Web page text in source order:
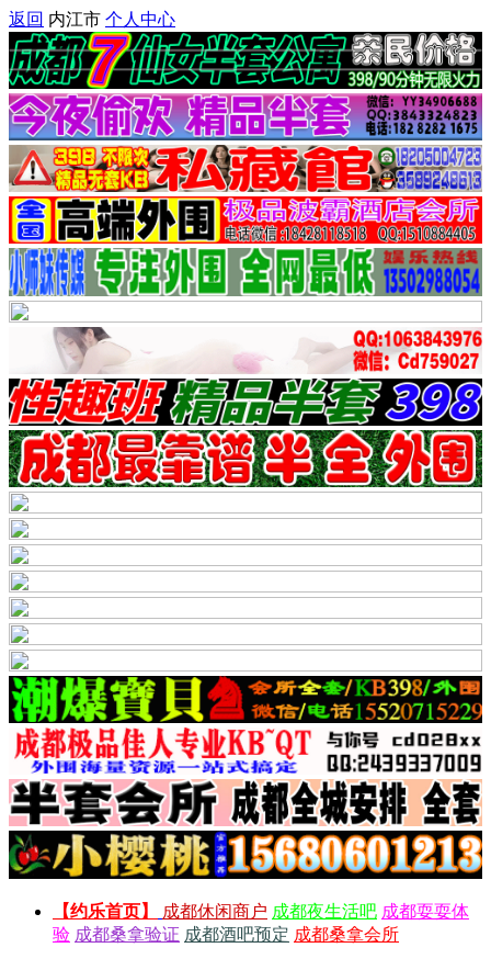
返回 内江市 个人中心
【约乐首页】 成都休闲商户 成都夜生活吧 成都耍耍体
验 成都桑拿验证 成都酒吧预定 成都桑拿会所